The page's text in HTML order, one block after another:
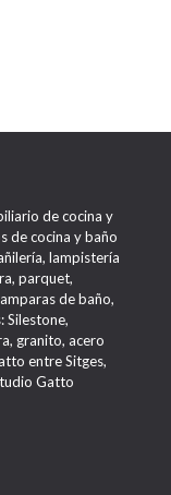
de cocina y
de cocina y baño
lampistería
parquet,
de baño,
Silestone,
granito, acero
entre Sitges,
Gatto